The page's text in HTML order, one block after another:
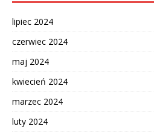
lipiec 2024
czerwiec 2024
maj 2024
kwiecień 2024
marzec 2024
luty 2024